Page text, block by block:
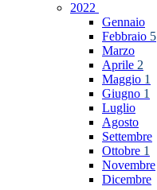
2022
Gennaio
Febbraio 5
Marzo
Aprile 2
Maggio 1
Giugno 1
Luglio
Agosto
Settembre
Ottobre 1
Novembre
Dicembre